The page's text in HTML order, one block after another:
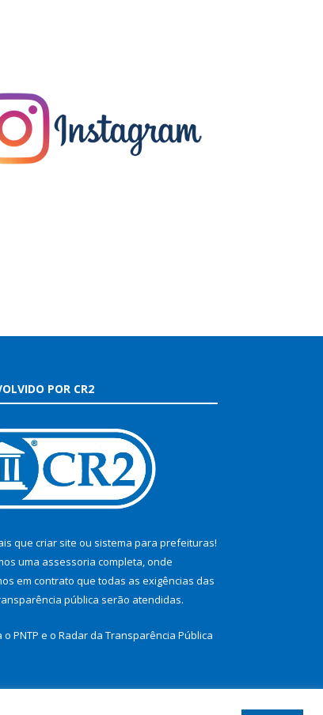
POR CR2
que criar site ou sistema para prefeituras!
uma assessoria completa, onde
em contrato que todas as exigências das
pública serão atendidas.
o PNTP e o Radar da Transparência Pública